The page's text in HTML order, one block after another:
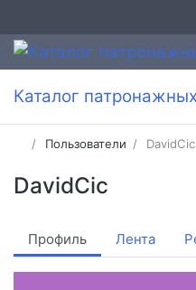
Каталог
Пользователи DavidCic
DavidCic
Профиль Лента